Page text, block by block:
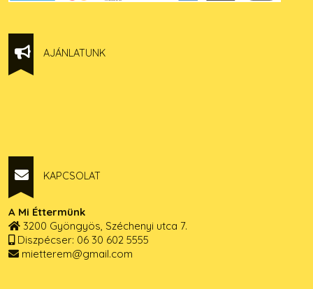
AJÁNLATUNK
KAPCSOLAT
A Mi Éttermünk
3200 Gyöngyös, Széchenyi utca 7.
Diszpécser: 06 30 602 5555
mietterem@gmail.com